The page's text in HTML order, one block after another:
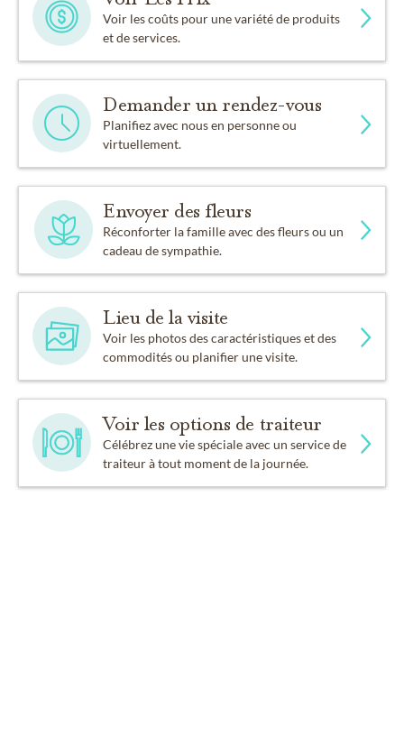
Voir les coûts pour une variété de produits
et de services.
Demander un rendez-vous
Planifiez avec nous en personne ou
virtuellement.
Envoyer des fleurs
Réconforter la famille avec des fleurs ou un
cadeau de sympathie.
Lieu de la visite
Voir les photos des caractéristiques et des
commodités ou planifier une visite.
Voir les options de traiteur
Célébrez une vie spéciale avec un service de
traiteur à tout moment de la journée.